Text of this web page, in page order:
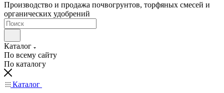
Производство и продажа почвогрунтов, торфяных смесей и
органических удобрений
Каталог
По всему сайту
По каталогу
Каталог